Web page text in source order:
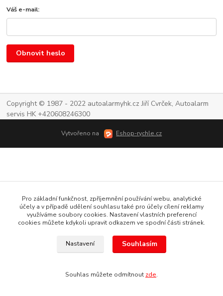
Váš e-mail:
Obnovit heslo
Copyright © 1987 - 2022 autoalarmyhk.cz Jiří Cvrček, Autoalarm
servis HK +420608246300
Vytvořeno na Eshop-rychle.cz
Pro základní funkčnost, zpříjemnění používání webu, analytické
účely a v případě udělení souhlasu také pro účely cílení reklamy
využíváme soubory cookies. Nastavení vlastních preferencí
cookies můžete kdykoli upravit odkazem ve spodní části stránek.
Nastavení Souhlasím
Souhlas můžete odmítnout zde.